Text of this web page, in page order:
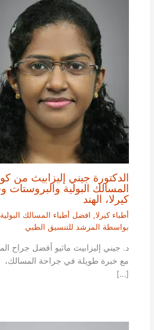
الدكتورة جيني إليزابيث من
المسالك البولية
كيرلا، الهند
أطباء كيرلا, افضل أطباء المسالك البولية في
بواسطة المرشد للتنسيق الطبي
د. جيني إليزابيث ماثيو أفضل جراح
مع خبرة طويلة في جراحة المسالك،
[…]